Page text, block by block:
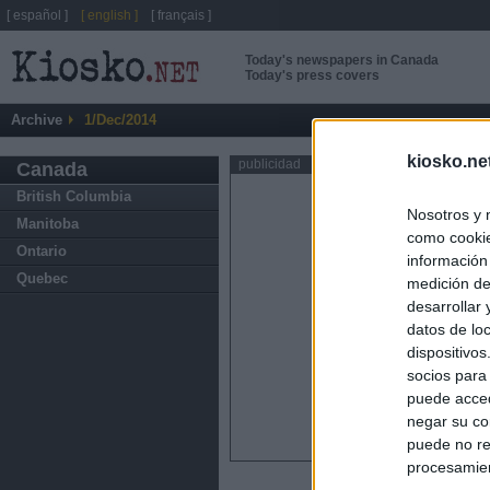
Nosotros y
como
medición
desarrollar
datos de
socios
puede
negar su
puede no
Today's newspapers in Canada
Today's press covers
Archive 1/Dec/2014
Canada
British Columbia
Manitoba
Ontario
Quebec
publicidad
[ español ] [ english ] [ français ]